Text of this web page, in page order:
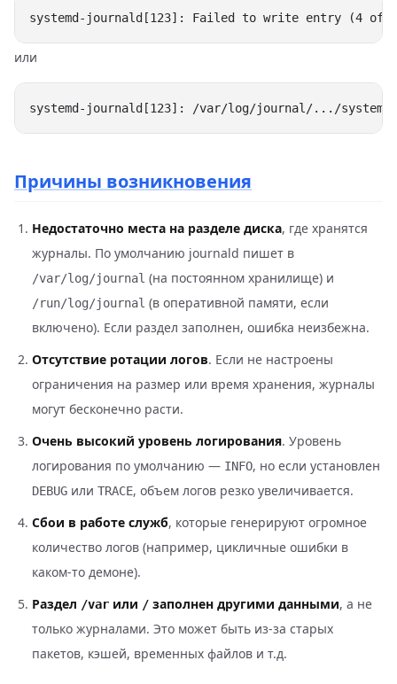
или
Причины возникновения
Недостаточно места на разделе диска, где хранятся
журналы. По умолчанию journald пишет в
/var/log/journal (на постоянном хранилище) и
/run/log/journal (в оперативной памяти, если
включено). Если раздел заполнен, ошибка неизбежна.
Отсутствие ротации логов. Если не настроены
ограничения на размер или время хранения, журналы
могут бесконечно расти.
Очень высокий уровень логирования. Уровень
логирования по умолчанию — INFO, но если установлен
DEBUG или TRACE, объем логов резко увеличивается.
Сбои в работе служб, которые генерируют огромное
количество логов (например, цикличные ошибки в
каком-то демоне).
Раздел /var или / заполнен другими данными, а не
только журналами. Это может быть из-за старых
пакетов, кэшей, временных файлов и т.д.